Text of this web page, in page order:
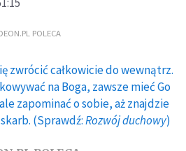
POLECA
zwrócić całkowicie do wewnątrz.
na Boga, zawsze mieć Go
zapominać o sobie, aż znajdzie
(Sprawdź:Rozwój duchowy)